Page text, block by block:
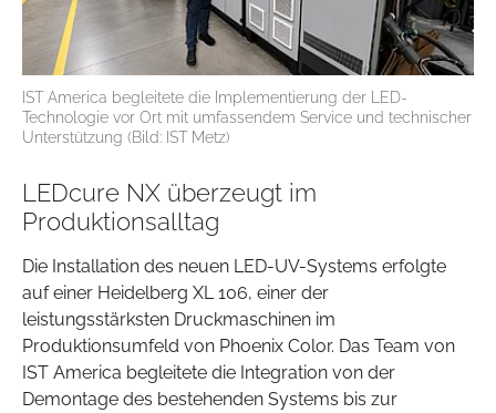
IST America begleitete die Implementierung der LED-
Technologie vor Ort mit umfassendem Service und technischer
Unterstützung (Bild: IST Metz)
LEDcure NX überzeugt im
Produktionsalltag
Die Installation des neuen LED-UV-Systems erfolgte
auf einer Heidelberg XL 106, einer der
leistungsstärksten Druckmaschinen im
Produktionsumfeld von Phoenix Color. Das Team von
IST America begleitete die Integration von der
Demontage des bestehenden Systems bis zur